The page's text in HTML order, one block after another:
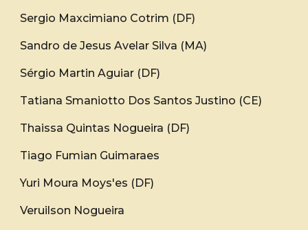
Sergio Maxcimiano Cotrim (DF)
Sandro de Jesus Avelar Silva (MA)
Sérgio Martin Aguiar (DF)
Tatiana Smaniotto Dos Santos Justino (CE)
Thaissa Quintas Nogueira (DF)
Tiago Fumian Guimaraes
Yuri Moura Moys'es (DF)
Veruilson Nogueira